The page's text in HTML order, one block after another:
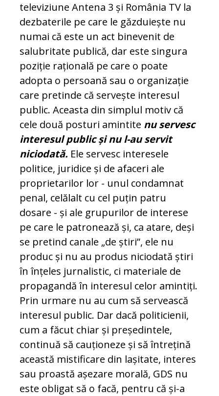
televiziune Antena 3 și România TV la
dezbaterile pe care le găzduiește nu
numai că este un act binevenit de
salubritate publică, dar este singura
poziție rațională pe care o poate
adopta o persoană sau o organizație
care pretinde că servește interesul
public. Aceasta din simplul motiv că
cele două posturi amintite nu servesc
interesul public și nu l-au servit
niciodată. Ele servesc interesele
politice, juridice și de afaceri ale
proprietarilor lor - unul condamnat
penal, celălalt cu cel puțin patru
dosare - și ale grupurilor de interese
pe care le patronează și, ca atare, deși
se pretind canale „de știri”, ele nu
produc și nu au produs niciodată știri
în înțeles jurnalistic, ci materiale de
propagandă în interesul celor amintiți.
Prin urmare nu au cum să servească
interesul public. Dar dacă politicienii,
cum a făcut chiar și președintele,
continuă să cauționeze și să întrețină
această mistificare din lașitate, interes
sau proastă așezare morală, GDS nu
este obligat să o facă, pentru că și-a